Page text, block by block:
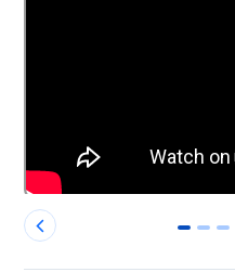
0 1 2